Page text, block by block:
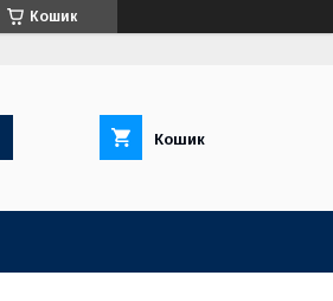
Кошик
Кошик